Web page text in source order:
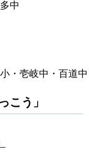
中
・壱岐中・百道中
こう」